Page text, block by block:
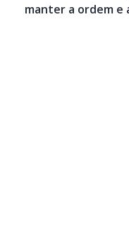
manter a ordem e